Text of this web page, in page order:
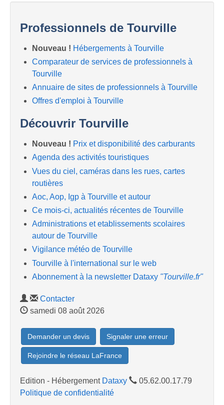
Professionnels de Tourville
Nouveau ! Hébergements à Tourville
Comparateur de services de professionnels à
Tourville
Annuaire de sites de professionnels à Tourville
Offres d'emploi à Tourville
Découvrir Tourville
Nouveau ! Prix et disponibilité des carburants
Agenda des activités touristiques
Vues du ciel, caméras dans les rues, cartes
routières
Aoc, Aop, Igp à Tourville et autour
Ce mois-ci, actualités récentes de Tourville
Administrations et etablissements scolaires
autour de Tourville
Vigilance météo de Tourville
Tourville à l'international sur le web
Abonnement à la newsletter Dataxy "Tourville.fr"
Contacter
samedi 08 août 2026
Demander un devis Signaler une erreur
Rejoindre le réseau LaFrance
Edition - Hébergement Dataxy
05.62.00.17.79
Politique de confidentialité